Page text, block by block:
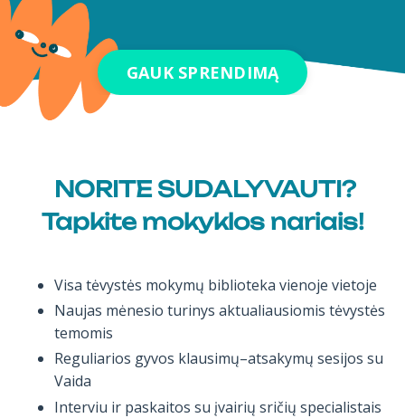
GAUK SPRENDIMĄ
NORITE SUDALYVAUTI?
Tapkite mokyklos nariais!
Visa tėvystės mokymų biblioteka vienoje vietoje
Naujas mėnesio turinys aktualiausiomis tėvystės
temomis
Reguliarios gyvos klausimų–atsakymų sesijos su
Vaida
Interviu ir paskaitos su įvairių sričių specialistais